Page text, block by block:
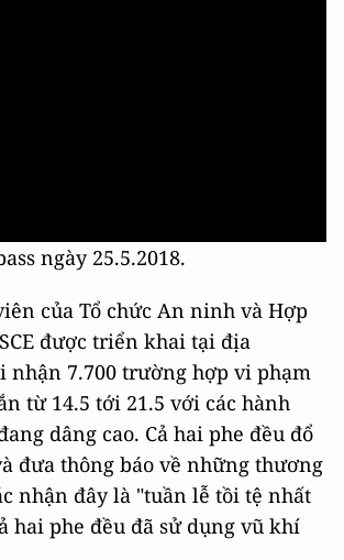
ngày 25.5.2018.
của Tổ chức An ninh và Hợp
được triển khai tại địa
nhận 7.700 trường hợp vi phạm
từ 14.5 tới 21.5 với các hành
dâng cao. Cả hai phe đều đổ
đưa thông báo về những thương
nhận đây là "tuần lễ tồi tệ nhất
hai phe đều đã sử dụng vũ khí